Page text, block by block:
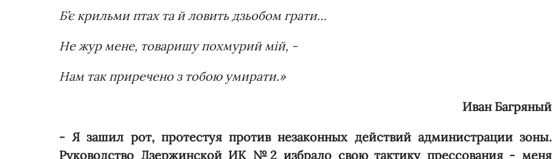
Б’є крильми птах та й ловить дзьобом грати…
Не жур мене, товаришу похмурий мій, -
Нам так приречено з тобою умирати.»
Иван Багряный
- Я зашил рот, протестуя против незаконных действий администрации зоны.
Руководство Дзержинской ИК №2 избрало свою тактику прессования - меня